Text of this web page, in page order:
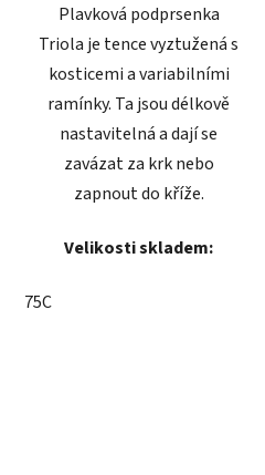
Plavková podprsenka
Triola je tence vyztužená s
kosticemi a variabilními
ramínky. Ta jsou délkově
nastavitelná a dají se
zavázat za krk nebo
zapnout do kříže.
Velikosti skladem:
75C